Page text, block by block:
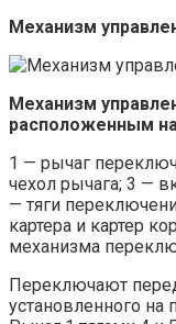
Механизм
Механизм
расположенным
1 — рычаг
чехол рычага; 3 —
— тяги
картера и картер
механизма
Переключают
установленного на